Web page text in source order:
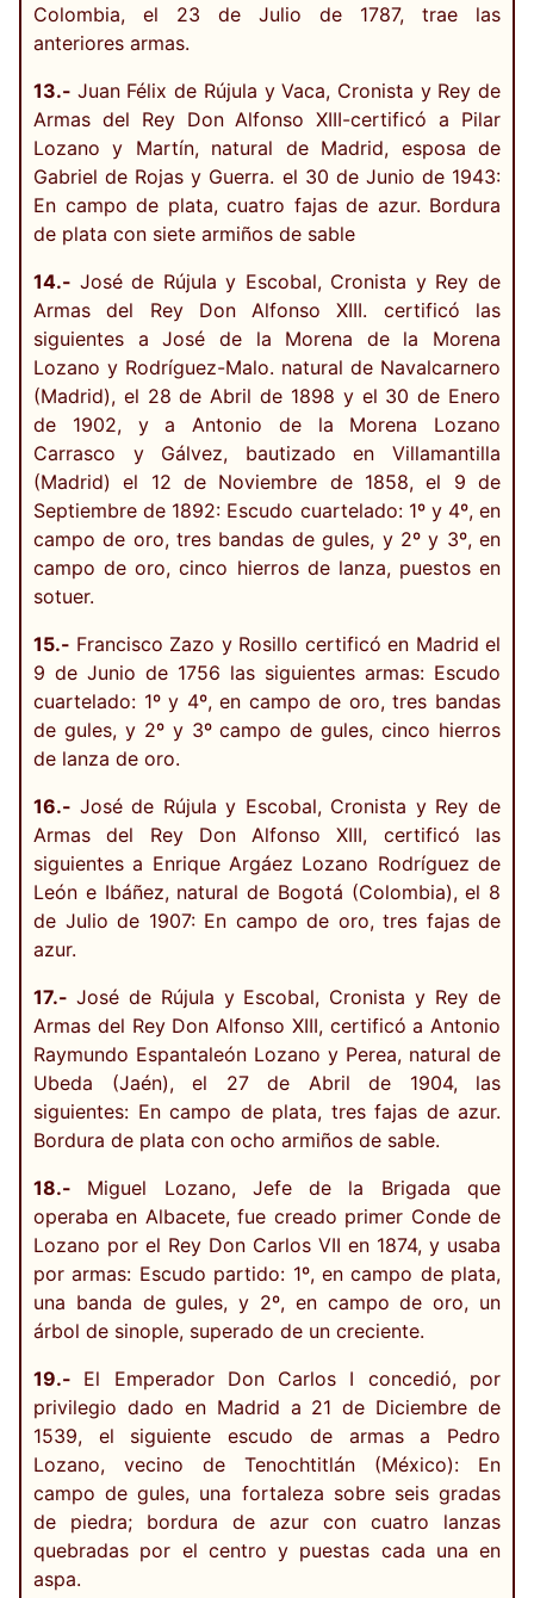
Colombia, el 23 de Julio de 1787, trae las
anteriores armas.
13.- Juan Félix de Rújula y Vaca, Cronista y Rey de
Armas del Rey Don Alfonso XIII-certificó a Pilar
Lozano y Martín, natural de Madrid, esposa de
Gabriel de Rojas y Guerra. el 30 de Junio de 1943:
En campo de plata, cuatro fajas de azur. Bordura
de plata con siete armiños de sable
14.- José de Rújula y Escobal, Cronista y Rey de
Armas del Rey Don Alfonso XIII. certificó las
siguientes a José de la Morena de la Morena
Lozano y Rodríguez-Malo. natural de Navalcarnero
(Madrid), el 28 de Abril de 1898 y el 30 de Enero
de 1902, y a Antonio de la Morena Lozano
Carrasco y Gálvez, bautizado en Villamantilla
(Madrid) el 12 de Noviembre de 1858, el 9 de
Septiembre de 1892: Escudo cuartelado: 1º y 4º, en
campo de oro, tres bandas de gules, y 2º y 3º, en
campo de oro, cinco hierros de lanza, puestos en
sotuer.
15.- Francisco Zazo y Rosillo certificó en Madrid el
9 de Junio de 1756 las siguientes armas: Escudo
cuartelado: 1º y 4º, en campo de oro, tres bandas
de gules, y 2º y 3º campo de gules, cinco hierros
de lanza de oro.
16.- José de Rújula y Escobal, Cronista y Rey de
Armas del Rey Don Alfonso XIII, certificó las
siguientes a Enrique Argáez Lozano Rodríguez de
León e Ibáñez, natural de Bogotá (Colombia), el 8
de Julio de 1907: En campo de oro, tres fajas de
azur.
17.- José de Rújula y Escobal, Cronista y Rey de
Armas del Rey Don Alfonso XIII, certificó a Antonio
Raymundo Espantaleón Lozano y Perea, natural de
Ubeda (Jaén), el 27 de Abril de 1904, las
siguientes: En campo de plata, tres fajas de azur.
Bordura de plata con ocho armiños de sable.
18.- Miguel Lozano, Jefe de la Brigada que
operaba en Albacete, fue creado primer Conde de
Lozano por el Rey Don Carlos VII en 1874, y usaba
por armas: Escudo partido: 1º, en campo de plata,
una banda de gules, y 2º, en campo de oro, un
árbol de sinople, superado de un creciente.
19.- El Emperador Don Carlos I concedió, por
privilegio dado en Madrid a 21 de Diciembre de
1539, el siguiente escudo de armas a Pedro
Lozano, vecino de Tenochtitlán (México): En
campo de gules, una fortaleza sobre seis gradas
de piedra; bordura de azur con cuatro lanzas
quebradas por el centro y puestas cada una en
aspa.